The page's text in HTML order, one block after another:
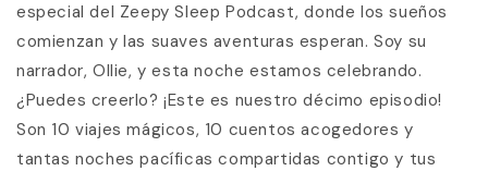
especial del Zeepy Sleep Podcast, donde los sueños
comienzan y las suaves aventuras esperan. Soy su
narrador, Ollie, y esta noche estamos celebrando.
¿Puedes creerlo? ¡Este es nuestro décimo episodio!
Son 10 viajes mágicos, 10 cuentos acogedores y
tantas noches pacíficas compartidas contigo y tus